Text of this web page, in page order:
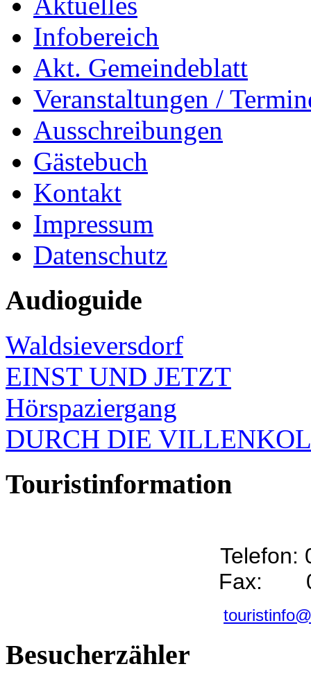
Infobereich
Akt. Gemeindeblatt
Veranstaltungen /
Ausschreibungen
Gästebuch
Kontakt
Impressum
Datenschutz
Audioguide
Waldsieversdorf
EINST UND JETZT
Hörspaziergang
DURCH DIE
Touristinformation
Telefon:
Fax:
Besucherzähler